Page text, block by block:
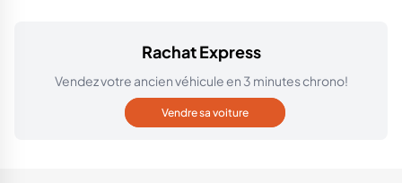
Rachat Express
Vendez votre ancien véhicule en 3 minutes chrono!
Vendre sa voiture